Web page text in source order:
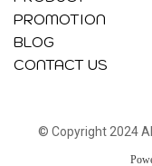
PROMOTION
BLOG
CONTACT US
© Copyright 2024